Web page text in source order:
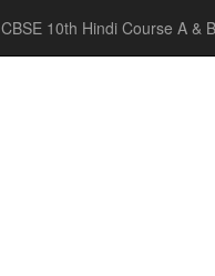
CBSE 10th Hindi Course A & B